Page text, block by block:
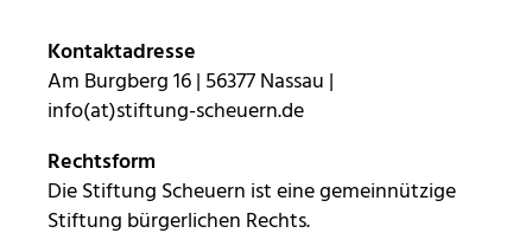
Kontaktadresse
Am Burgberg 16 | 56377 Nassau |
info(at)stiftung-scheuern.de
Rechtsform
Die Stiftung Scheuern ist eine gemeinnützige
Stiftung bürgerlichen Rechts.
_pk_ref
Seitenstatistik
Anbieter: